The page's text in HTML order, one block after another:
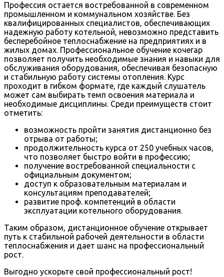
Профессия остается востребованной в современном
промышленном и коммунальном хозяйстве. Без
квалифицированных специалистов, обеспечивающих
надежную работу котельной, невозможно представить
бесперебойное теплоснабжение на предприятиях и в
жилых домах. Профессиональное обучение кочегар
позволяет получить необходимые знания и навыки для
обслуживания оборудования, обеспечивая безопасную
и стабильную работу системы отопления. Курс
проходит в гибком формате, где каждый слушатель
может сам выбирать темп освоения материала и
необходимые дисциплины. Среди преимуществ стоит
отметить:
возможность пройти занятия дистанционно без
отрыва от работы;
продолжительность курса от 250 учебных часов,
что позволяет быстро войти в профессию;
получение востребованной специальности с
официальным документом;
доступ к образовательным материалам и
консультациям преподавателей;
развитие проф. компетенций в области
эксплуатации котельного оборудования.
Таким образом, дистанционное обучение открывает
путь к стабильной рабочей деятельности в области
теплоснабжения и дает шанс на профессиональный
рост.
Выгодно ускорьте свой профессиональный рост!